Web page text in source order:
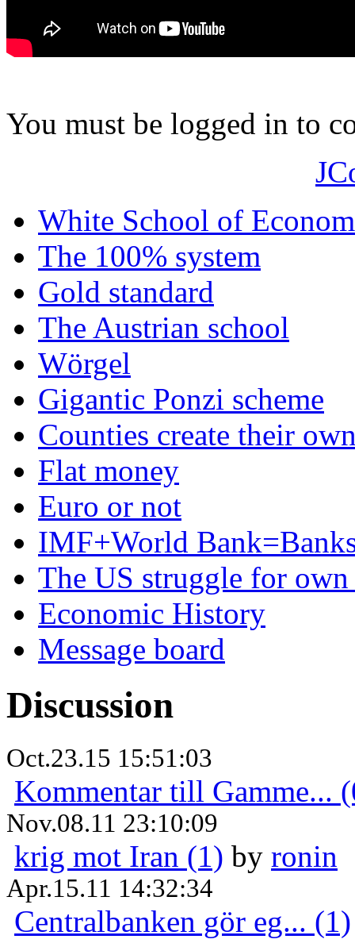
You must be logged in to
White School of
The 100% system
Gold standard
The Austrian school
Wörgel
Gigantic Ponzi scheme
Counties create their
Flat money
Euro or not
IMF+World
The US struggle for
Economic History
Message board
Discussion
Oct.23.15 15:51:03
Kommentar till Gamme...
Nov.08.11 23:10:09
krig mot Iran (1) by ronin
Apr.15.11 14:32:34
Centralbanken gör eg... (1)